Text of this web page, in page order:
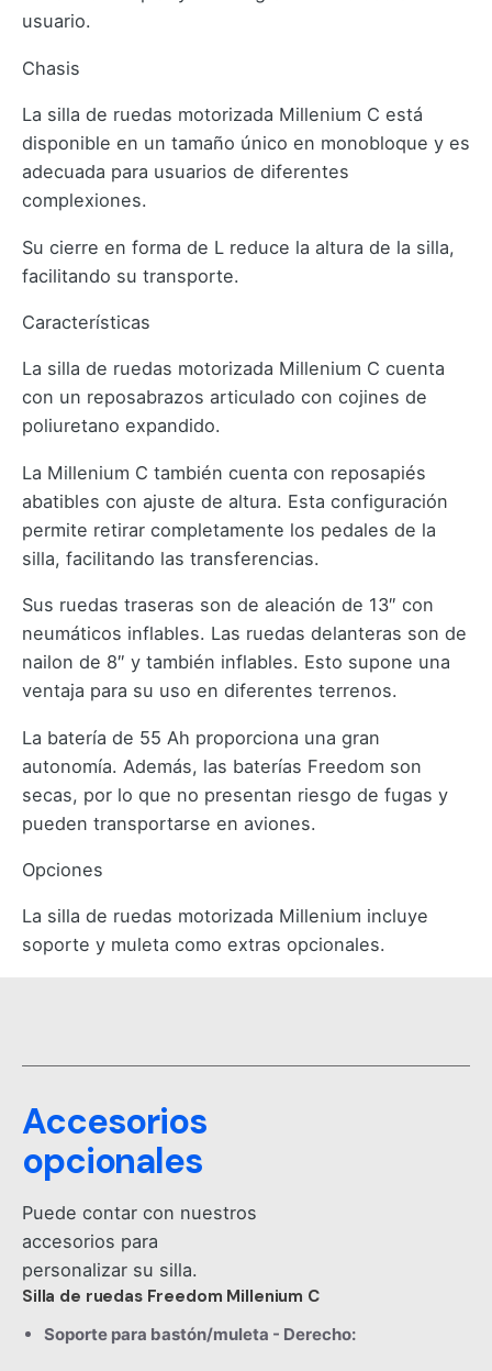
usuario.
Chasis
La silla de ruedas motorizada Millenium C está
disponible en un tamaño único en monobloque y es
adecuada para usuarios de diferentes
complexiones.
Su cierre en forma de L reduce la altura de la silla,
facilitando su transporte.
Características
La silla de ruedas motorizada Millenium C cuenta
con un reposabrazos articulado con cojines de
poliuretano expandido.
La Millenium C también cuenta con reposapiés
abatibles con ajuste de altura. Esta configuración
permite retirar completamente los pedales de la
silla, facilitando las transferencias.
Sus ruedas traseras son de aleación de 13″ con
neumáticos inflables. Las ruedas delanteras son de
nailon de 8″ y también inflables. Esto supone una
ventaja para su uso en diferentes terrenos.
La batería de 55 Ah proporciona una gran
autonomía. Además, las baterías Freedom son
secas, por lo que no presentan riesgo de fugas y
pueden transportarse en aviones.
Opciones
La silla de ruedas motorizada Millenium incluye
soporte y muleta como extras opcionales.
Accesorios
opcionales
Puede contar con nuestros
accesorios para
personalizar su silla.
Silla de ruedas Freedom Millenium C
Soporte para bastón/muleta - Derecho: